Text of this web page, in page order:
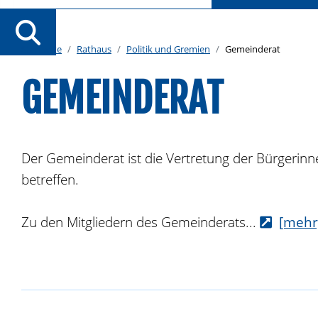
Startseite Rathaus Politik und Gremien Gemeinderat
GEMEINDERAT
Der Gemeinderat ist die Vertretung der
betreffen.
Zu den Mitgliedern des Gemeinderats...